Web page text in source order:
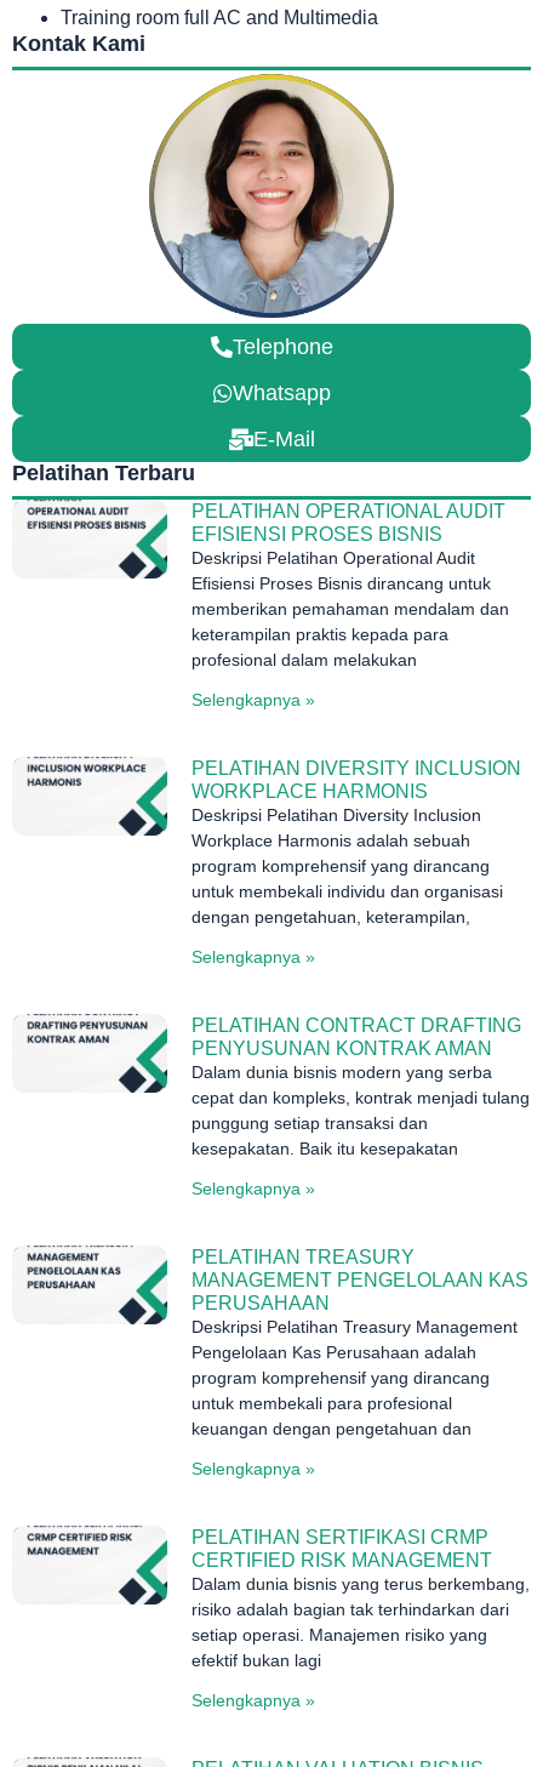
Training room full AC and Multimedia
Kontak Kami
Telephone
Whatsapp
E-Mail
Pelatihan Terbaru
PELATIHAN OPERATIONAL AUDIT
EFISIENSI PROSES BISNIS
Deskripsi Pelatihan Operational Audit
Efisiensi Proses Bisnis dirancang untuk
memberikan pemahaman mendalam dan
keterampilan praktis kepada para
profesional dalam melakukan
Selengkapnya »
PELATIHAN DIVERSITY INCLUSION
WORKPLACE HARMONIS
Deskripsi Pelatihan Diversity Inclusion
Workplace Harmonis adalah sebuah
program komprehensif yang dirancang
untuk membekali individu dan organisasi
dengan pengetahuan, keterampilan,
Selengkapnya »
PELATIHAN CONTRACT DRAFTING
PENYUSUNAN KONTRAK AMAN
Dalam dunia bisnis modern yang serba
cepat dan kompleks, kontrak menjadi tulang
punggung setiap transaksi dan
kesepakatan. Baik itu kesepakatan
Selengkapnya »
PELATIHAN TREASURY
MANAGEMENT PENGELOLAAN KAS
PERUSAHAAN
Deskripsi Pelatihan Treasury Management
Pengelolaan Kas Perusahaan adalah
program komprehensif yang dirancang
untuk membekali para profesional
keuangan dengan pengetahuan dan
Selengkapnya »
PELATIHAN SERTIFIKASI CRMP
CERTIFIED RISK MANAGEMENT
Dalam dunia bisnis yang terus berkembang,
risiko adalah bagian tak terhindarkan dari
setiap operasi. Manajemen risiko yang
efektif bukan lagi
Selengkapnya »